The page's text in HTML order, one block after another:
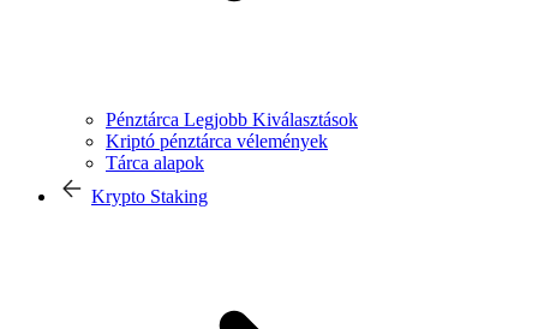
Pénztárca Legjobb Kiválasztások
Kriptó pénztárca vélemények
Tárca alapok
Krypto Staking